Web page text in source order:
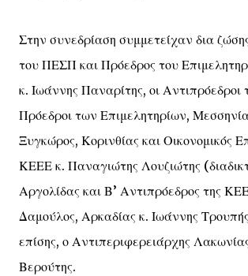
Στην συνεδρίαση συμμετείχαν δια
του ΠΕΣΠ και Πρόεδρος του
κ. Ιωάννης Παναρίτης, οι
Πρόεδροι των Επιμελητηρίων,
Ξυγκώρος, Κορινθίας και Οικονομικός
ΚΕΕΕ κ. Παναγιώτης Λουζιώτης
Αργολίδας και Β’ Αντιπρόεδρος της
Δαμούλος, Αρκαδίας κ. Ιωάννης
επίσης, ο Αντιπεριφερειάρχης
Βερούτης.